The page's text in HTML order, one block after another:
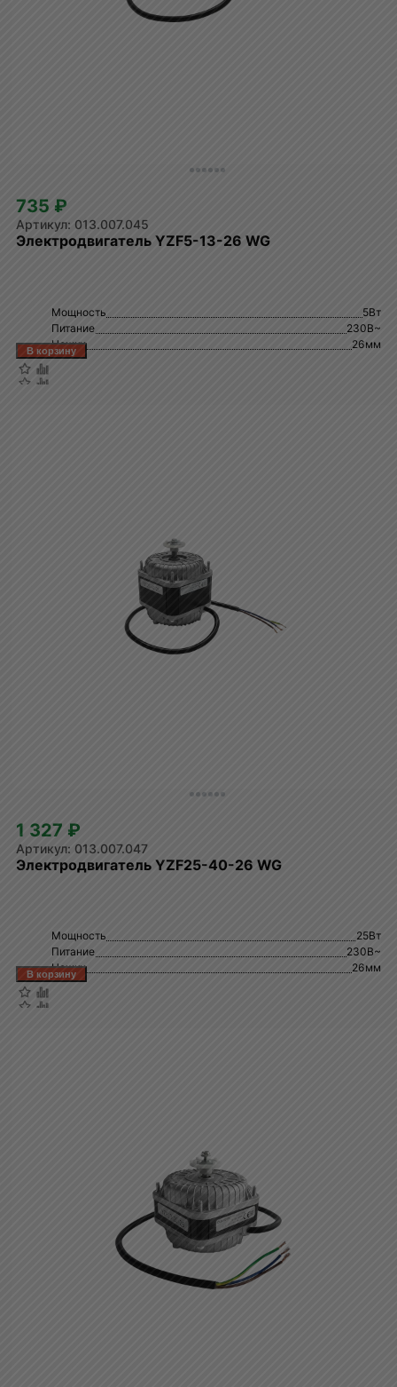
735 ₽
013.007.045
Электродвигатель YZF5-13-26 WG
Мощность
5Вт
Питание
230В~
Ножки
26мм
1 327 ₽
013.007.047
Электродвигатель YZF25-40-26 WG
Мощность
25Вт
Питание
230В~
Ножки
26мм